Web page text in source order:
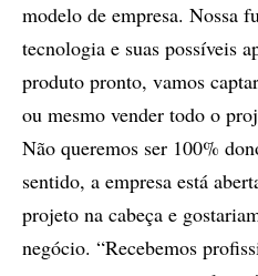
modelo de empresa. Nossa
tecnologia e suas possíveis
produto pronto, vamos
ou mesmo vender todo o
Não queremos ser 100%
sentido, a empresa está
projeto na cabeça e
negócio. “Recebemos